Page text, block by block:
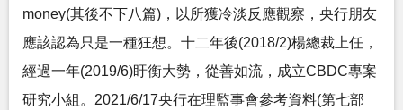
money(其後不下八篇)，以所獲冷淡反應觀察，央行朋友
應該認為只是一種狂想。十二年後(2018/2)楊總裁上任，
經過一年(2019/6)盱衡大勢，從善如流，成立CBDC專案
研究小組。2021/6/17央行在理監事會參考資料(第七部